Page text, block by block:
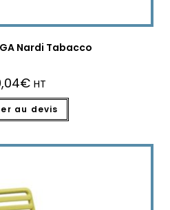
Nardi Tabacco
€ HT
au devis